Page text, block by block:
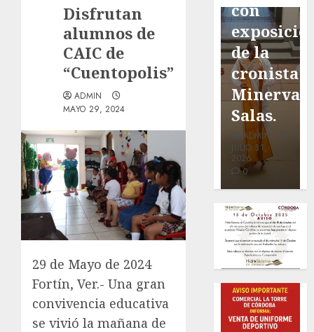
Disfrutan
alumnos de
CAIC de
“Cuentopolis”
ADMIN
MAYO 29, 2024
29 de Mayo de 2024
Fortín, Ver.- Una gran
convivencia educativa
se vivió la mañana de
de San
Marcial
será
mejorada.
Interviene
CASF
ADMIN
JULIO 27,
2026
0
exposición
cronista
2026
0
Ruiz
Galindo,
de
nuestra
ciudad.
ADMIN
JULIO 30,
2026
0